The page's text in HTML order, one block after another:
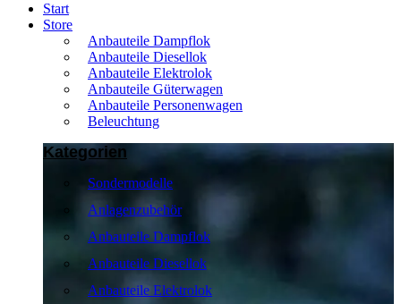
Start
Store
Anbauteile Dampflok
Anbauteile Diesellok
Anbauteile Elektrolok
Anbauteile Güterwagen
Anbauteile Personenwagen
Beleuchtung
Kategorien
Sondermodelle
Anlagenzubehör
Anbauteile Dampflok
Anbauteile Diesellok
Anbauteile Elektrolok